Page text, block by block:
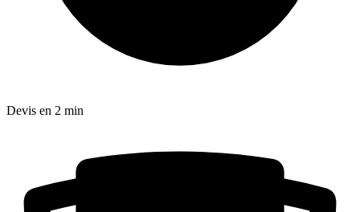
Devis en 2 min